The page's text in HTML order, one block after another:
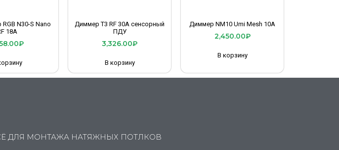
N30-S Nano
18A
₽
Диммер T3 RF 30A сенсорный
ПДУ
3,326.00₽
В корзину
Диммер NM10 Umi Mesh 10A
2,450.00₽
В корзину
ДЛЯ МОНТАЖА НАТЯЖНЫХ ПОТЛКОВ